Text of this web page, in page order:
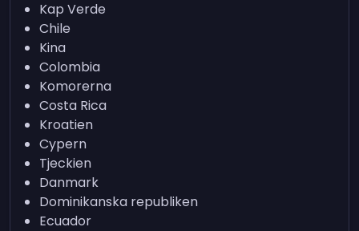
Kap Verde
Chile
Kina
Colombia
Komorerna
Costa Rica
Kroatien
Cypern
Tjeckien
Danmark
Dominikanska republiken
Ecuador